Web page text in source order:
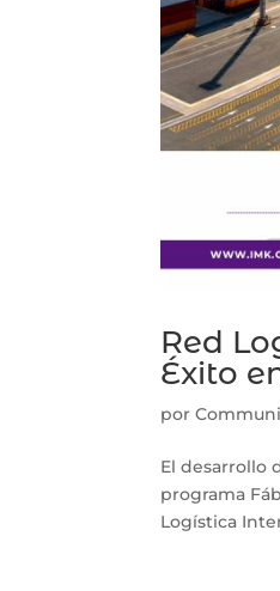
Red
Éxito
por
El desarrollo
programa
Logística